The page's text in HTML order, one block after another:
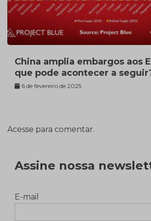
China amplia embargos aos
que pode acontecer a
6 de fevereiro de 2025
Acesse para comentar.
Assine nossa
E-mail